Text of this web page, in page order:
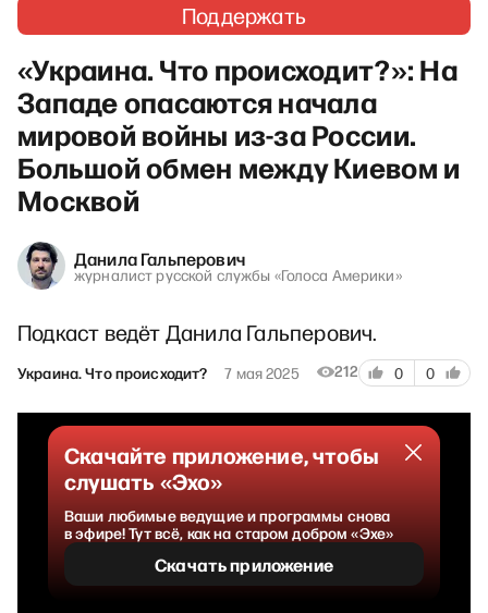
Поддержать
«Украина. Что происходит?»: На
Западе опасаются начала
мировой войны из-за России.
Большой обмен между Киевом и
Москвой
Данила Гальперович
журналист русской службы «Голоса Америки»
Подкаст ведёт Данила Гальперович.
Украина. Что происходит? 7 мая 2025 212 0 0
Скачайте приложение, чтобы
слушать «Эхо»
Ваши любимые ведущие и программы снова
в эфире! Тут всё, как на старом добром «Эхе»
Скачать приложение